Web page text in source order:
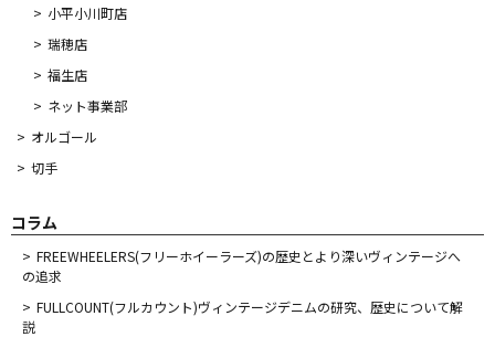
小平小川町店
瑞穂店
福生店
ネット事業部
オルゴール
切手
コラム
FREEWHEELERS(フリーホイーラーズ)の歴史とより深いヴィンテージへ
の追求
FULLCOUNT(フルカウント)ヴィンテージデニムの研究、歴史について解
説